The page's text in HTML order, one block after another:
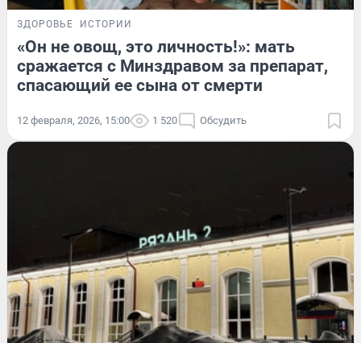
ЗДОРОВЬЕ ИСТОРИИ
«Он не овощ, это личность!»: мать
сражается с Минздравом за препарат,
спасающий ее сына от смерти
12 февраля, 2026, 15:00 1 520 Обсудить